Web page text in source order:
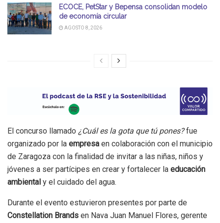
ECOCE, PetStar y Bepensa consolidan modelo
de economía circular
AGOSTO 8, 2026
El concurso llamado ¿Cuál es la gota que tú pones?fue
organizado por la empresa en colaboración con el municipio
de Zaragoza con la finalidad de invitar a las niñas, niños y
jóvenes a ser partícipes en crear y fortalecer la educación
ambiental y el cuidado del agua.
Durante el evento estuvieron presentes por parte de
Constellation Brands en Nava Juan Manuel Flores, gerente